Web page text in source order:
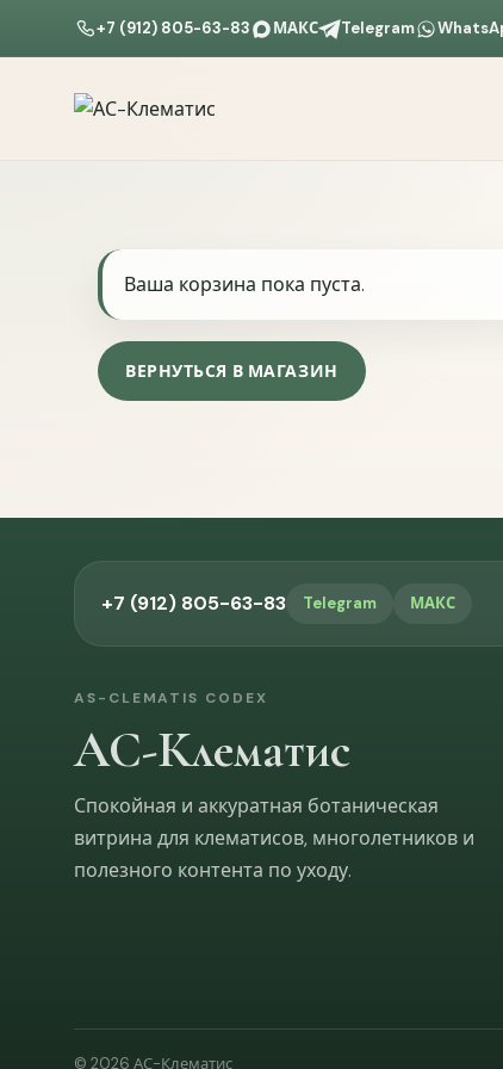
+7 (912) 805-63-83 МАКС Telegram
Ваша корзина пока пуста.
ВЕРНУТЬСЯ В МАГАЗИН
+7 (912) 805-63-83 Telegram МАКС
AS-CLEMATIS CODEX
АС-Клематис
Спокойная и аккуратная ботаническая
витрина для клематисов, многолетников и
полезного контента по уходу.
© 2026 АС-Клематис